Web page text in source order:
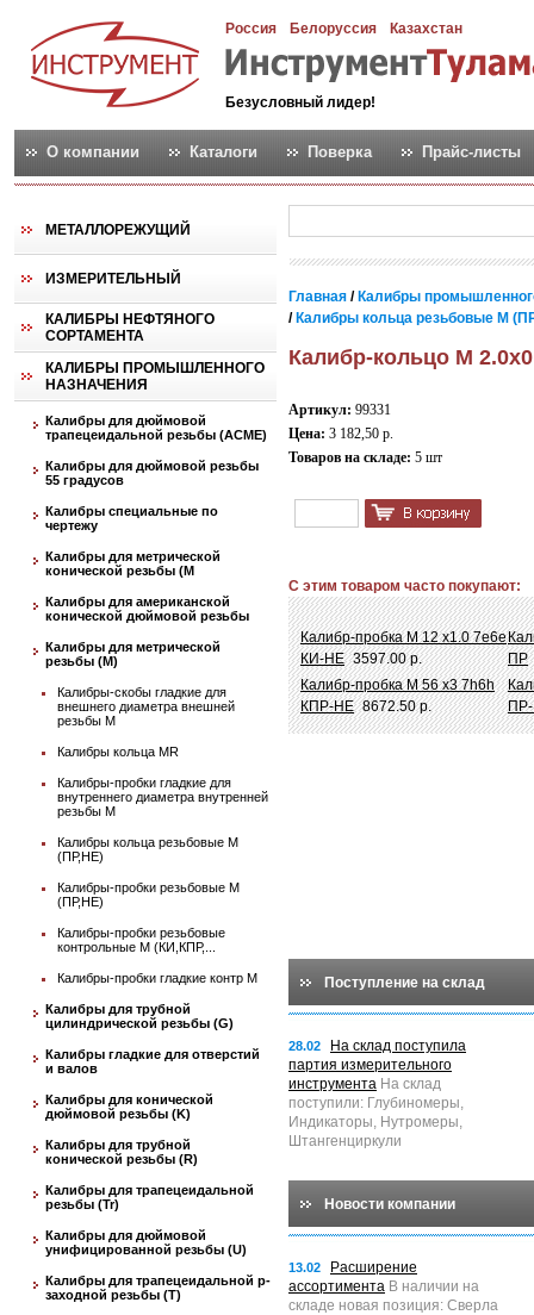
Россия Белоруссия Казахстан
Безусловный лидер!
О компании Каталоги Поверка Прайс-листы
МЕТАЛЛОРЕЖУЩИЙ
ИЗМЕРИТЕЛЬНЫЙ
КАЛИБРЫ НЕФТЯНОГО
СОРТАМЕНТА
КАЛИБРЫ ПРОМЫШЛЕННОГО
НАЗНАЧЕНИЯ
Калибры для дюймовой
трапецеидальной резьбы (АСМЕ)
Калибры для дюймовой резьбы
55 градусов
Калибры специальные по
чертежу
Калибры для метрической
конической резьбы (М
Калибры для американской
конической дюймовой резьбы
Калибры для метрической
резьбы (М)
Калибры-скобы гладкие для
внешнего диаметра внешней
резьбы М
Калибры кольца MR
Калибры-пробки гладкие для
внутреннего диаметра внутренней
резьбы М
Калибры кольца резьбовые М
(ПР,НЕ)
Калибры-пробки резьбовые М
(ПР,НЕ)
Калибры-пробки резьбовые
контрольные М (КИ,КПР,...
Калибры-пробки гладкие контр М
Калибры для трубной
цилиндрической резьбы (G)
Калибры гладкие для отверстий
и валов
Калибры для конической
дюймовой резьбы (K)
Калибры для трубной
конической резьбы (R)
Калибры для трапецеидальной
резьбы (Tr)
Калибры для дюймовой
унифицированной резьбы (U)
Калибры для трапецеидальной p-
заходной резьбы (T)
Главная / Калибры
/ Калибры кольца резьбовые М
Калибр-кольцо М
Артикул: 99331
Цена: 3 182,50 р.
Товаров на складе: 5 шт
С этим товаром часто покупают:
Калибр-пробка М 12 х1.0 7e6e
КИ-НЕ 3597.00 р.
ПР
Калибр-пробка М 56 х3 7h6h
КПР-НЕ 8672.50 р.
Поступление на склад
28.02
На склад поступила
партия измерительного
инструмента На склад
поступили: Глубиномеры,
Индикаторы, Нутромеры,
Штангенциркули
Новости компании
13.02
Расширение
ассортимента В наличии на
складе новая позиция: Сверла